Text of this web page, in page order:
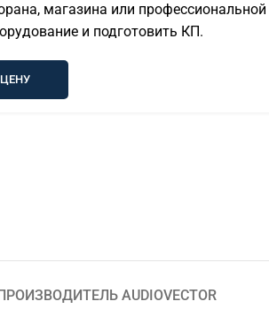
магазина или
и подготовить КП.
AUDIOVECTOR